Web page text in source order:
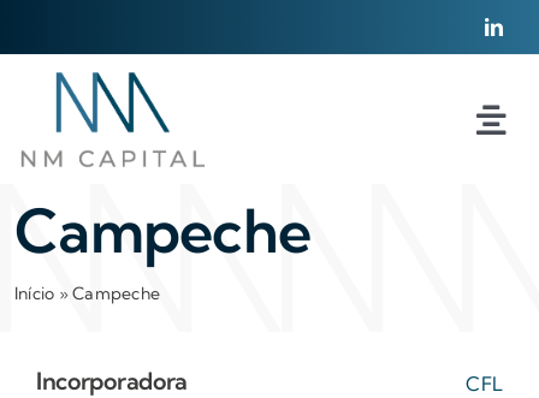
conteúdo
A Nova Milano
Campeche
Início »Campeche
Incorporadora CFL